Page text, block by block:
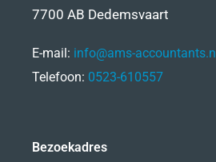
7700 AB Dedemsvaart
E-mail: info@ams-accountants.nl
Telefoon: 0523-610557
Bezoekadres